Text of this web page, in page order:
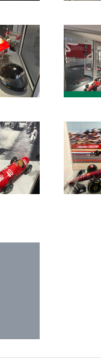
deník tvořený studenty